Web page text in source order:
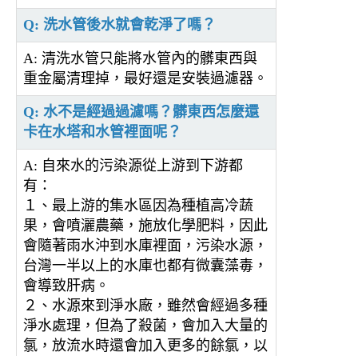
Q: 洗水管後水就會乾淨了嗎？
A: 清洗水管只能將水管內的髒東西與
重金屬清理掉，最好還是安裝過濾器。
Q: 水不是經過過濾嗎？髒東西怎麼還
卡在水塔和水管裡面呢？
A: 自來水的污染源從上游到下游都
有：
１、最上游的集水區因為種植高冷蔬
果，會噴灑農藥，施放化學肥料，因此
會隨著雨水沖到水庫裡面，污染水源，
台灣一半以上的水庫也都有微囊藻毒，
會導致肝病。
２、水源來到淨水廠，雖然會經過多種
淨水處理，但為了殺菌，會加入大量的
氯，放流水時還會加入更多的餘氯，以